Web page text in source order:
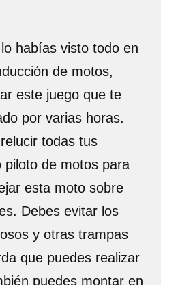
habías visto todo en
de motos,
este juego que te
por varias horas.
todas tus
piloto de motos para
esta moto sobre
Debes evitar los
y otras trampas
que puedes realizar
puedes montar en